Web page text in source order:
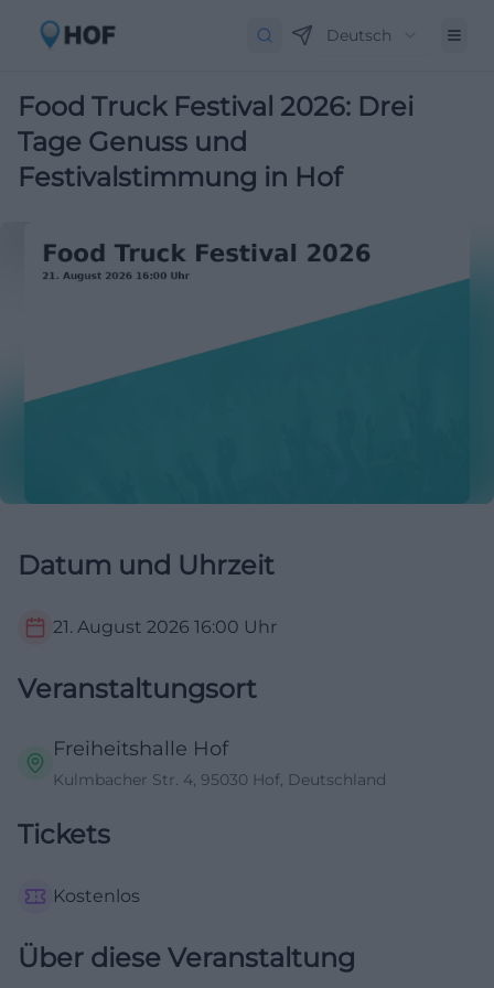
Deutsch
Food Truck Festival 2026: Drei
Tage Genuss und
Festivalstimmung in Hof
Datum und Uhrzeit
21. August 2026 16:00 Uhr
Veranstaltungsort
Freiheitshalle Hof
Kulmbacher Str. 4, 95030 Hof, Deutschland
Tickets
Kostenlos
Über diese Veranstaltung